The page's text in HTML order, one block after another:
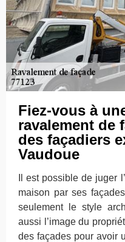
Fiez-vous à
ravalement de
des façadiers
Vaudoue
Il est possible de juger
maison par ses
seulement le style
aussi l’image du
des façades pour avoir